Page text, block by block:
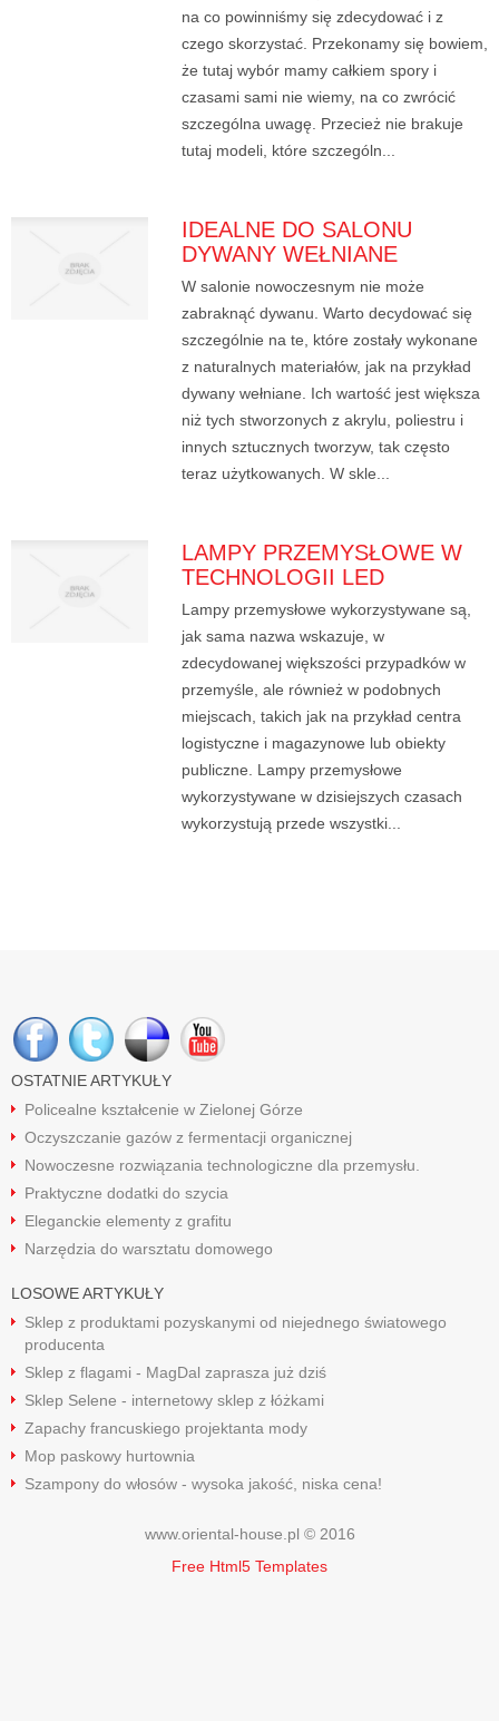
na co powinniśmy się zdecydować i z
czego skorzystać. Przekonamy się bowiem,
że tutaj wybór mamy całkiem spory i
czasami sami nie wiemy, na co zwrócić
szczególna uwagę. Przecież nie brakuje
tutaj modeli, które szczególn...
IDEALNE DO SALONU
DYWANY WEŁNIANE
W salonie nowoczesnym nie może
zabraknąć dywanu. Warto decydować się
szczególnie na te, które zostały wykonane
z naturalnych materiałów, jak na przykład
dywany wełniane. Ich wartość jest większa
niż tych stworzonych z akrylu, poliestru i
innych sztucznych tworzyw, tak często
teraz użytkowanych. W skle...
LAMPY PRZEMYSŁOWE W
TECHNOLOGII LED
Lampy przemysłowe wykorzystywane są,
jak sama nazwa wskazuje, w
zdecydowanej większości przypadków w
przemyśle, ale również w podobnych
miejscach, takich jak na przykład centra
logistyczne i magazynowe lub obiekty
publiczne. Lampy przemysłowe
wykorzystywane w dzisiejszych czasach
wykorzystują przede wszystki...
OSTATNIE ARTYKUŁY
Policealne kształcenie w Zielonej Górze
Oczyszczanie gazów z fermentacji organicznej
Nowoczesne rozwiązania technologiczne dla przemysłu.
Praktyczne dodatki do szycia
Eleganckie elementy z grafitu
Narzędzia do warsztatu domowego
LOSOWE ARTYKUŁY
Sklep z produktami pozyskanymi od niejednego światowego
producenta
Sklep z flagami - MagDal zaprasza już dziś
Sklep Selene - internetowy sklep z łóżkami
Zapachy francuskiego projektanta mody
Mop paskowy hurtownia
Szampony do włosów - wysoka jakość, niska cena!
www.oriental-house.pl © 2016
Free Html5 Templates